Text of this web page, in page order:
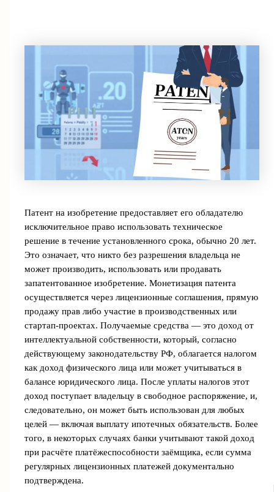
Патент на изобретение предоставляет его обладателю
исключительное право использовать техническое
решение в течение установленного срока, обычно 20 лет.
Это означает, что никто без разрешения владельца не
может производить, использовать или продавать
запатентованное изобретение. Монетизация патента
осуществляется через лицензионные соглашения, прямую
продажу прав либо участие в производственных или
стартап-проектах. Получаемые средства — это доход от
интеллектуальной собственности, который, согласно
действующему законодательству РФ, облагается налогом
как доход физического лица или может учитываться в
балансе юридического лица. После уплаты налогов этот
доход поступает владельцу в свободное распоряжение, и,
следовательно, он может быть использован для любых
целей — включая выплату ипотечных обязательств. Более
того, в некоторых случаях банки учитывают такой доход
при расчёте платёжеспособности заёмщика, если сумма
регулярных лицензионных платежей документально
подтверждена.